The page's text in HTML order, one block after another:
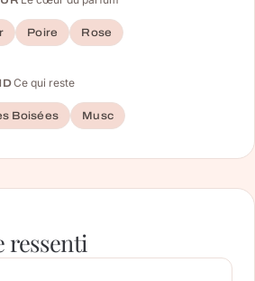
Poire Rose
Ce qui reste
Boisées Musc
ressenti